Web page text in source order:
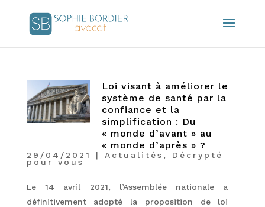
Loi visant à améliorer le
système de santé par la
confiance et la
simplification : Du
« monde d’avant » au
« monde d’après » ?
29/04/2021 | Actualités , Décrypté
pour vous
Le 14 avril 2021, l’Assemblée nationale a
définitivement adopté la proposition de loi